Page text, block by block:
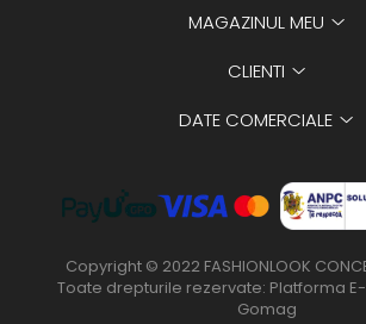
MAGAZINUL MEU
CLIENTI
DATE COMERCIALE
Copyright © 2022 FASHIONLOOK
Toate drepturile rezervate: Platforma
Gomag